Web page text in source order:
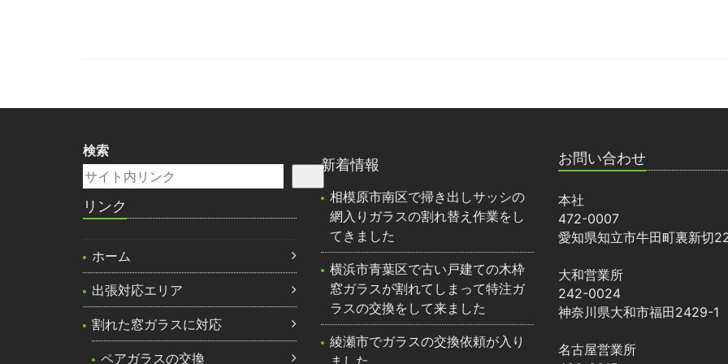
検索
リンク
ホーム
出張対応エリア
割れた窓ガラスに対応
ペアガラスの交換
新着情報
相模原市南区で掃き出しサッシの
網入りガラスの割れ替え作業をし
てきました
横浜市青葉区で古い戸建ての木枠
窓ガラスが割れてしまって特注ガ
ラスの交換をして来ました
綾瀬市でガラスの交換依頼が入り
お問い合わせ
本社
472-0007
愛知県知立市牛田町裏新切
大和営業所
242-0024
神奈川県大和市福田2429-1
名古屋営業所